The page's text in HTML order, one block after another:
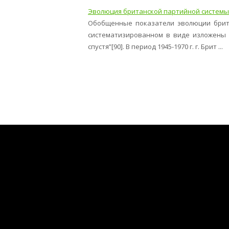
Эволюция британской партийной
Обобщенные показатели эволюции
систематизированном в виде
спустя”[90]. В период 1945-1970 г. г. Брит ...